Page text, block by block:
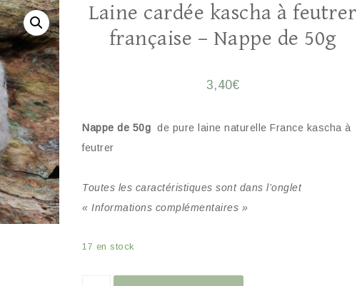
Laine cardée kascha à feutrer
française – Nappe de 50g
3,40€
Nappe de 50g de pure laine naturelle France kascha à
feutrer
Toutes les caractéristiques sont dans l’onglet
« Informations complémentaires »
17 en stock